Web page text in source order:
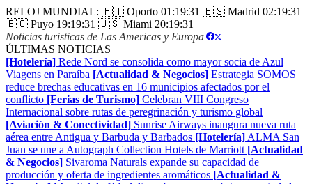
RELOJ MUNDIAL: 🇵🇹 Oporto 01:19:32 🇪🇸 Madrid 02:19:32
🇪🇨 Puyo 19:19:32 🇺🇸 Miami 20:19:32
Noticias turisticas de Las Americas y Europa|
ÚLTIMAS NOTICIAS
[Hotelería] Rede Nord se consolida como mayor socia de Azul
Viagens en Paraíba [Actualidad & Negocios] Estrategia SOMOS
reduce brechas educativas en 16 municipios afectados por el
conflicto [Ferias de Turismo] Celebran VIII Congreso
Internacional sobre rutas de peregrinación y turismo global
[Aviación & Conectividad] Sunrise Airways inaugura nueva ruta
aérea entre Antigua y Barbuda y Barbados [Hotelería] ALMA San
Juan se une a Autograph Collection Hotels de Marriott [Actualidad
& Negocios] Sivaroma Naturals expande su capacidad de
producción y oferta de ingredientes aromáticos [Actualidad &